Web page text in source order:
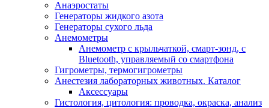
Анаэростаты
Генераторы жидкого азота
Генераторы сухого льда
Анемометры
Анемометр с крыльчаткой, смарт-зонд, с
Bluetooth, управляемый со смартфона
Гигрометры, термогигрометры
Анестезия лабораторных животных. Каталог
Аксессуары
Гистология, цитология: проводка, окраска, анализ